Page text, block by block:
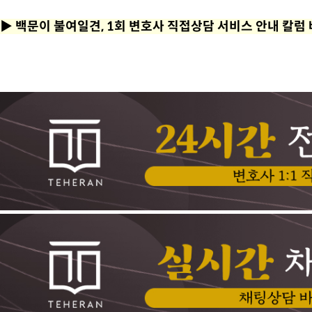
▶ 백문이 불여일견, 1회 변호사 직접상담 서비스 안내 칼럼